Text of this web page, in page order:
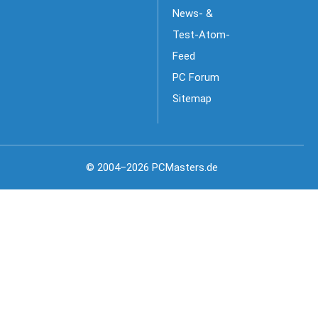
News- &
Test-Atom-
Feed
PC Forum
Sitemap
© 2004–2026 PCMasters.de